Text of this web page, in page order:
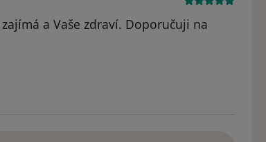
a Vaše zdraví. Doporučuji na
byl odstraněn